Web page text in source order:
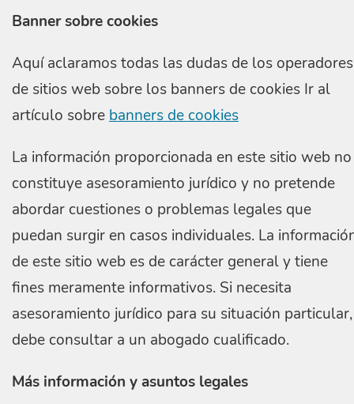
Banner sobre cookies
Aquí aclaramos todas las dudas de los operadores
de sitios web sobre los banners de cookies Ir al
artículo sobre banners de cookies
La información proporcionada en este sitio web no
constituye asesoramiento jurídico y no pretende
abordar cuestiones o problemas legales que
puedan surgir en casos individuales. La
de este sitio web es de carácter general y tiene
fines meramente informativos. Si necesita
asesoramiento jurídico para su situación particular,
debe consultar a un abogado cualificado.
Más información y asuntos legales